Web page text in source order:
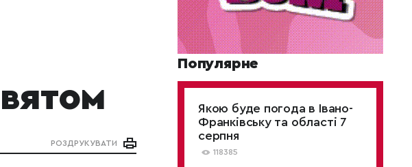
РОЗДРУКУВАТИ
Популярне
Якою буде погода в Івано-
Франківську та області 7
серпня
118385